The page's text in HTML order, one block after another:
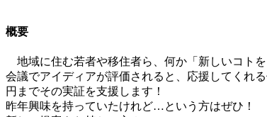
概要
地域に住む若者や移住者ら、何か「新しいコト
会議でアイディアが評価されると、応援してくれ
円までその実証を支援します！
昨年興味を持っていたけれど…という方はぜひ！